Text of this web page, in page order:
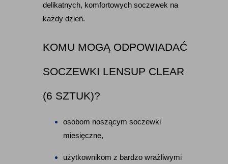
delikatnych, komfortowych soczewek na
każdy dzień.
KOMU MOGĄ ODPOWIADAĆ
SOCZEWKI LENSUP CLEAR
(6 SZTUK)?
osobom noszącym soczewki
miesięczne,
użytkownikom z bardzo wrażliwymi